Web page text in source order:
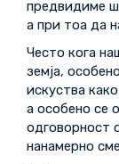
предвидиме
а при тоа да
Често кога
земја,
искуства
а особено се
одговорност
нанамерно